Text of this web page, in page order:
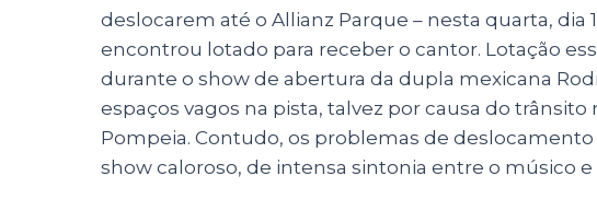
ts
A
p
p
e
b
o
o
k
e
dI
n
re
deslocarem até o Allianz Parque – nesta quarta, dia
encontrou lotado para receber o cantor. Lotação
durante o show de abertura da dupla mexicana
espaços vagos na pista, talvez por causa do trânsito
Pompeia. Contudo, os problemas de
show caloroso, de intensa sintonia entre o músico e